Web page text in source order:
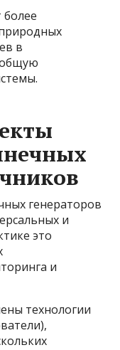
более
в
генераторов
и
это
и
технологии